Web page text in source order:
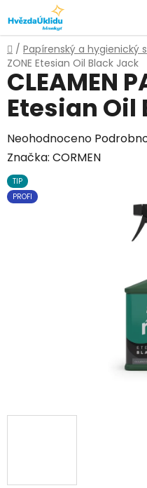
na
obsah
Domů
/ Papírenský a hygienický
ZONE Etesian Oil Black Jack
CLEAMEN
Etesian
Průměrné
hodnocení
produktu
je
Neohodnoceno
Značka: CORMEN
TIP
PROFI